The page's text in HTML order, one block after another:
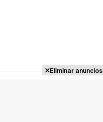
Eliminar anuncios